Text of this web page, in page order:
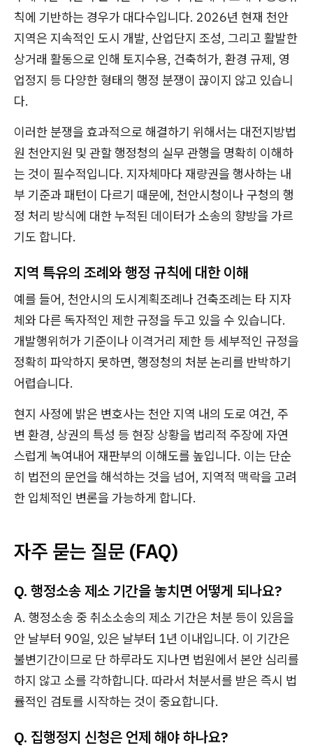
칙에 기반하는 경우가 대다수입니다. 2026년 현재 천안
지역은 지속적인 도시 개발, 산업단지 조성, 그리고 활발한
상거래 활동으로 인해 토지수용, 건축허가, 환경 규제, 영
업정지 등 다양한 형태의 행정 분쟁이 끊이지 않고 있습니
다.
이러한 분쟁을 효과적으로 해결하기 위해서는 대전지방법
원 천안지원 및 관할 행정청의 실무 관행을 명확히 이해하
는 것이 필수적입니다. 지자체마다 재량권을 행사하는 내
부 기준과 패턴이 다르기 때문에, 천안시청이나 구청의 행
정 처리 방식에 대한 누적된 데이터가 소송의 향방을 가르
기도 합니다.
지역 특유의 조례와 행정 규칙에 대한 이해
예를 들어, 천안시의 도시계획조례나 건축조례는 타 지자
체와 다른 독자적인 제한 규정을 두고 있을 수 있습니다.
개발행위허가 기준이나 이격거리 제한 등 세부적인 규정을
정확히 파악하지 못하면, 행정청의 처분 논리를 반박하기
어렵습니다.
현지 사정에 밝은 변호사는 천안 지역 내의 도로 여건, 주
변 환경, 상권의 특성 등 현장 상황을 법리적 주장에 자연
스럽게 녹여내어 재판부의 이해도를 높입니다. 이는 단순
히 법전의 문언을 해석하는 것을 넘어, 지역적 맥락을 고려
한 입체적인 변론을 가능하게 합니다.
자주 묻는 질문 (FAQ)
Q. 행정소송 제소 기간을 놓치면 어떻게 되나요?
A. 행정소송 중 취소소송의 제소 기간은 처분 등이 있음을
안 날부터 90일, 있은 날부터 1년 이내입니다. 이 기간은
불변기간이므로 단 하루라도 지나면 법원에서 본안 심리를
하지 않고 소를 각하합니다. 따라서 처분서를 받은 즉시 법
률적인 검토를 시작하는 것이 중요합니다.
Q. 집행정지 신청은 언제 해야 하나요?